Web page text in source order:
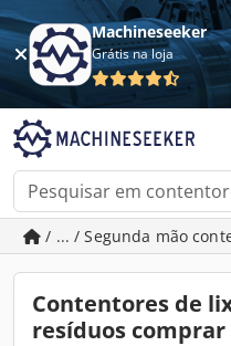
Machineseeker
Grátis na loja
/ ... / Segunda mão
Contentores de
resíduos comprar